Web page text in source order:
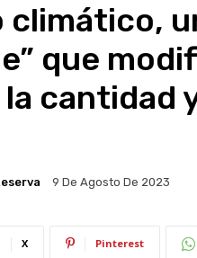
climático,
que
cantidad
9 De Agosto De 2023
X Pinterest